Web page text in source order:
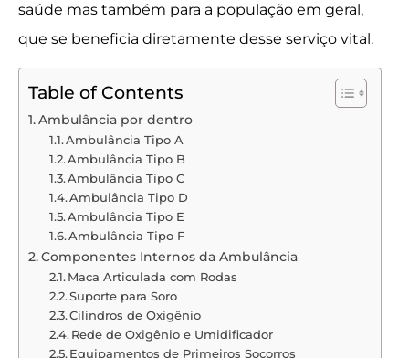
saúde mas também para a população em geral,
que se beneficia diretamente desse serviço vital.
Table of Contents
Ambulância por dentro
Ambulância Tipo A
Ambulância Tipo B
Ambulância Tipo C
Ambulância Tipo D
Ambulância Tipo E
Ambulância Tipo F
Componentes Internos da Ambulância
Maca Articulada com Rodas
Suporte para Soro
Cilindros de Oxigênio
Rede de Oxigênio e Umidificador
Equipamentos de Primeiros Socorros